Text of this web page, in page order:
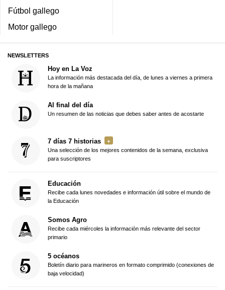
Fútbol gallego
Motor gallego
NEWSLETTERS
Hoy en La Voz
La información más destacada del día, de lunes a viernes a primera
hora de la mañana
Al final del día
Un resumen de las noticias que debes saber antes de acostarte
7 días 7 historias
Una selección de los mejores contenidos de la semana, exclusiva
para suscriptores
Educación
Recibe cada lunes novedades e información útil sobre el mundo de
la Educación
Somos Agro
Recibe cada miércoles la información más relevante del sector
primario
5 océanos
Boletín diario para marineros en formato comprimido (conexiones de
baja velocidad)